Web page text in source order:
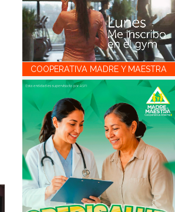
COOPERATIVA MADRE Y MAESTRA